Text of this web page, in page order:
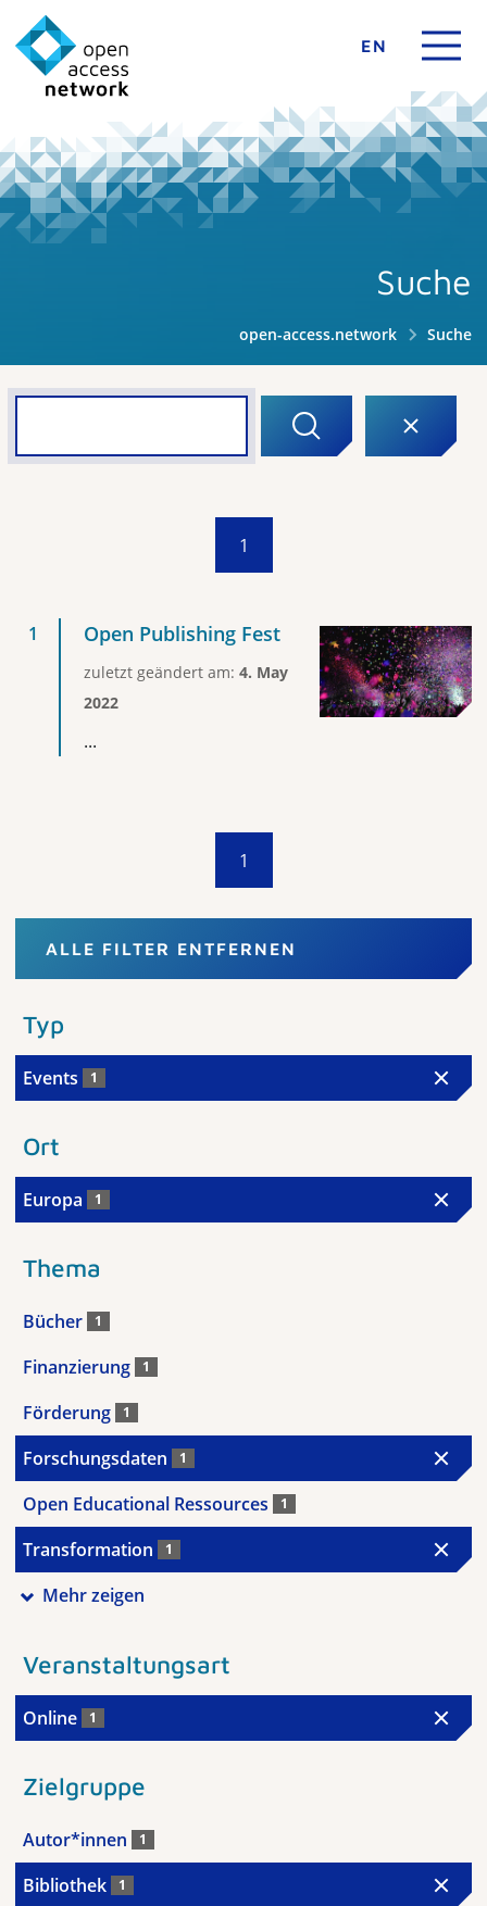
EN
Suche
open-access.network Suche
1
Open Publishing Fest
zuletzt geändert am: 4. May
2022
...
1
ALLE FILTER ENTFERNEN
Typ
Events 1
Ort
Europa 1
Thema
Bücher 1
Finanzierung 1
Förderung 1
Forschungsdaten 1
Open Educational Ressources 1
Transformation 1
Mehr zeigen
Veranstaltungsart
Online 1
Zielgruppe
Autor*innen 1
Bibliothek 1